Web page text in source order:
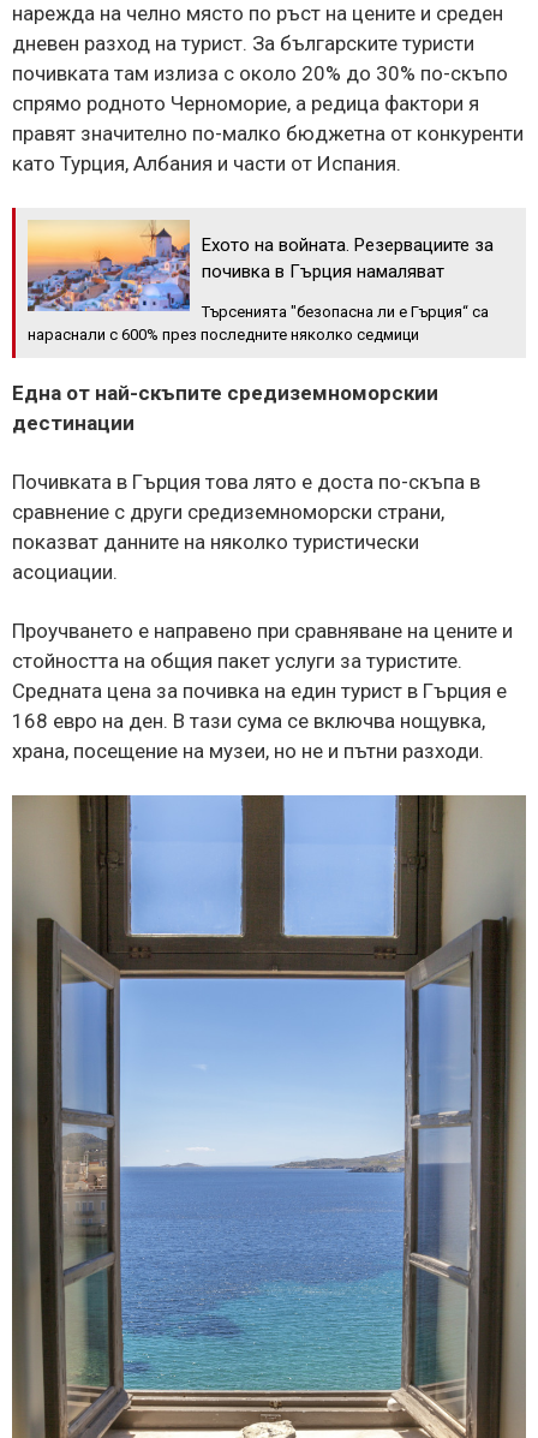
нарежда на челно място по ръст на цените и среден
дневен разход на турист. За българските туристи
почивката там излиза с около 20% до 30% по-скъпо
спрямо родното Черноморие, а редица фактори я
правят значително по-малко бюджетна от конкуренти
като Турция, Албания и части от Испания.
Ехото на войната. Резервациите за
почивка в Гърция намаляват
Търсенията "безопасна ли е Гърция“ са
нараснали с 600% през последните няколко седмици
Една от най-скъпите средиземноморскии
дестинации
Почивката в Гърция това лято е доста по-скъпа в
сравнение с други средиземноморски страни,
показват данните на няколко туристически
асоциации.
Проучването е направено при сравняване на цените и
стойността на общия пакет услуги за туристите.
Средната цена за почивка на един турист в Гърция е
168 евро на ден. В тази сума се включва нощувка,
храна, посещение на музеи, но не и пътни разходи.